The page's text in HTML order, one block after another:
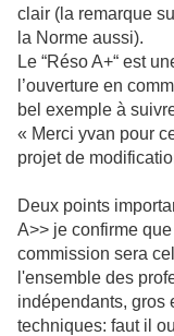
clair (la remarque
la Norme aussi).
Le “Réso A+“ est
l’ouverture en
bel exemple à
« Merci yvan pour
projet de
Deux points
A>> je confirme
commission sera
l'ensemble des
indépendants, gros
techniques: faut il